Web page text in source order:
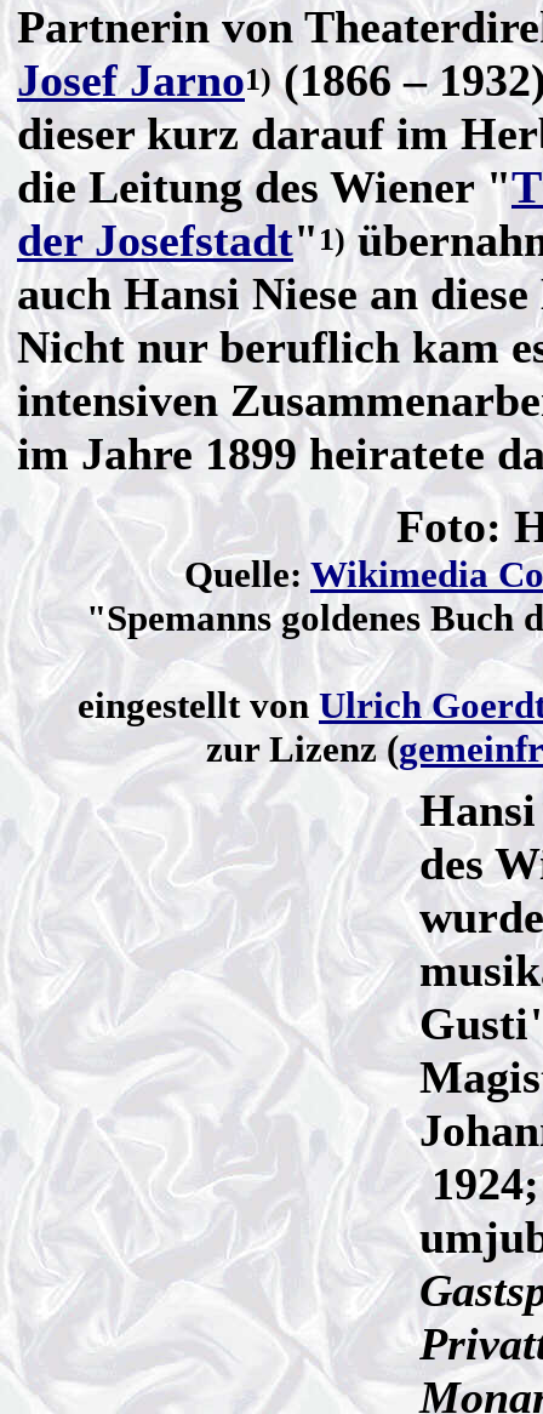
Partnerin von
Josef Jarno1)(1866 –
dieser kurz darauf im
die Leitung des Wiener "
der Josefstadt"1)
auch Hansi Niese an
Nicht nur beruflich kam
intensiven
im Jahre 1899 heiratete
Foto:
Quelle: Wikimedia
"Spemanns goldenes Buch
eingestellt von Ulrich
zur Lizenz (
des